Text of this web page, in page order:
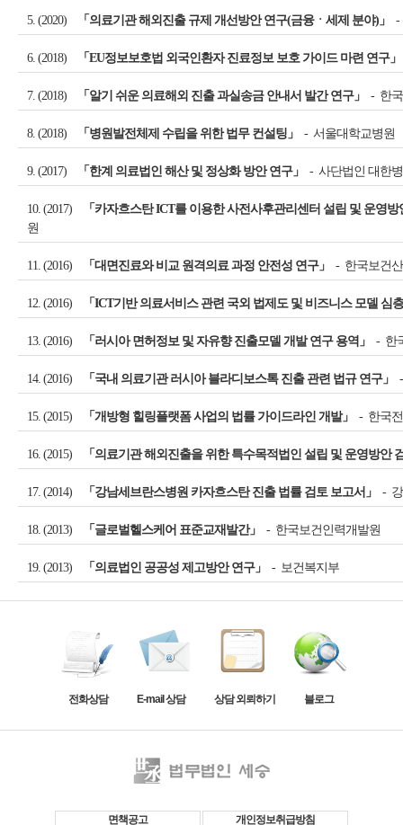
5. (2020) 「의료기관 해외진출 규제 개선방안 연구(금융ㆍ세제 분야)」 -
6. (2018) 「EU정보보호법 외국인환자 진료정보 보호 가이드 마련 연구」
7. (2018) 「알기 쉬운 의료해외 진출 과실송금 안내서 발간 연구」 - 한
8. (2018) 「병원발전체제 수립을 위한 법무 컨설팅」 - 서울대학교병원
9. (2017) 「한계 의료법인 해산 및 정상화 방안 연구」 - 사단법인 대한
10. (2017)
「카자흐스탄 ICT를 이용한 사전사후관리센터 설립 및 운영방
원
11. (2016) 「대면진료와 비교 원격의료 과정 안전성 연구」 - 한국보건
12. (2016) 「ICT기반 의료서비스 관련 국외 법제도 및 비즈니스 모델 심
13. (2016) 「러시아 면허정보 및 자유향 진출모델 개발 연구 용역」 - 한
14. (2016) 「국내 의료기관 러시아 블라디보스톡 진출 관련 법규 연구」
15. (2015) 「개방형 힐링플랫폼 사업의 법률 가이드라인 개발」 - 한국
16. (2015) 「의료기관 해외진출을 위한 특수목적법인 설립 및 운영방안
17. (2014) 「강남세브란스병원 카자흐스탄 진출 법률 검토 보고서」 -
18. (2013) 「글로벌헬스케어 표준교재발간」 - 한국보건인력개발원
19. (2013) 「의료법인 공공성 제고방안 연구」 - 보건복지부
전화상담 E-mail 상담 상담 외뢰하기 블로그
면책공고 개인정보취급방침